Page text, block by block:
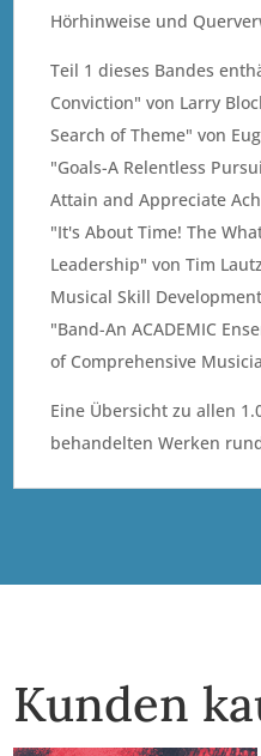
Hörhinweise und
Teil 1 dieses Bandes
Conviction" von Larry
Search of Theme" von
"Goals-A Relentless
Attain and Appreciate
"It's About Time! The
Leadership" von Tim
Musical Skill
"Band-An ACADEMIC
of Comprehensive
Eine Übersicht zu allen
behandelten Werken
Kunden